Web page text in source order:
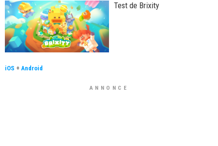
Test de Brixity
iOS + Android
ANNONCE